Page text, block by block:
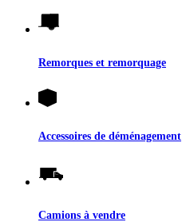
Remorques et remorquage
Accessoires de déménagement
Camions à vendre